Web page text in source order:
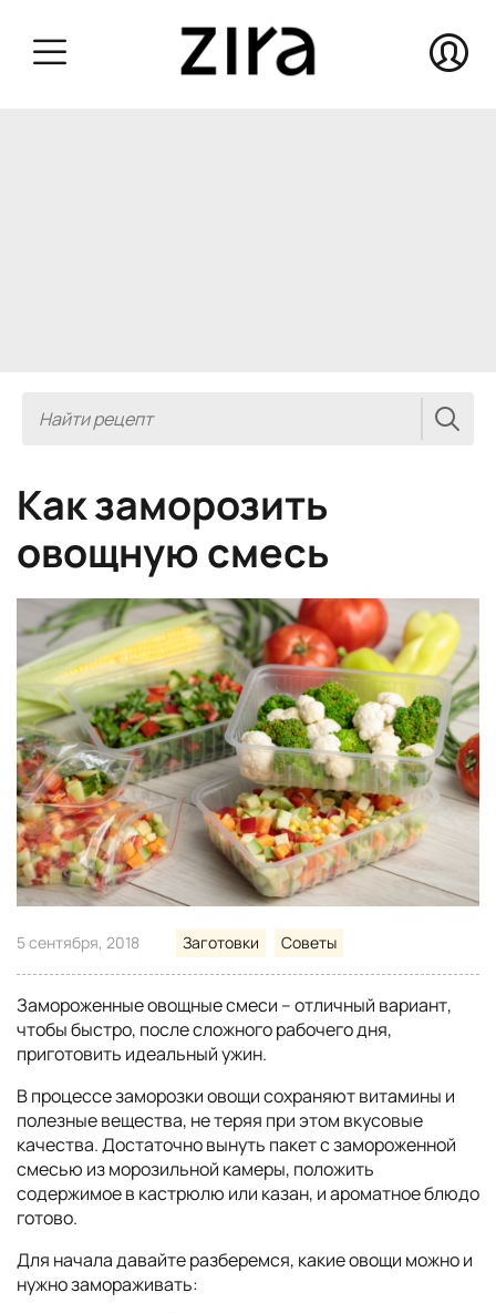
Как заморозить
овощную смесь
5 сентября, 2018 Заготовки Советы
Замороженные овощные смеси – отличный вариант,
чтобы быстро, после сложного рабочего дня,
приготовить идеальный ужин.
В процессе заморозки овощи сохраняют витамины и
полезные вещества, не теряя при этом вкусовые
качества. Достаточно вынуть пакет с замороженной
смесью из морозильной камеры, положить
содержимое в кастрюлю или казан, и ароматное блюдо
готово.
Для начала давайте разберемся, какие овощи можно и
нужно замораживать: